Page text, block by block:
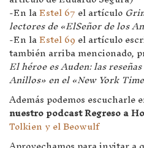
-En laEstel 67el artículo
lectores de «ElSeñor de los
-En laEstel 69el artículo
también arriba mencionado,
El héroe es Auden: las
Anillos» en el «New York
Además podemos escucharle
nuestro podcast Regreso a
Tolkien y el Beowulf